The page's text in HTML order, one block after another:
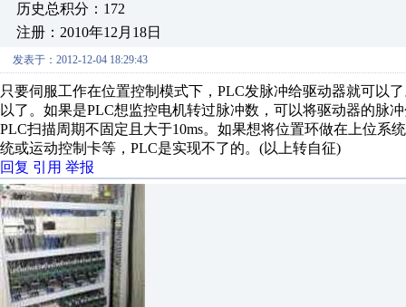
历史总积分：172
注册：2010年12月18日
发表于：2012-12-04 18:29:43
只要伺服工作在位置控制模式下，PLC发脉冲给驱动器就可以
以了。如果是PLC想监控电机转过脉冲数，可以将驱动器的脉
PLC扫描周期不固定且大于10ms。如果想将位置环做在上位
统或运动控制卡等，PLC是实现不了的。(以上转自征)
回复 引用 举报